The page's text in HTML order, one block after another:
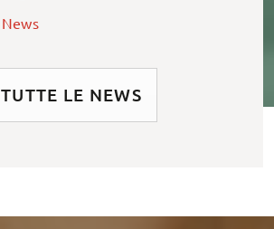
News
TUTTE LE NEWS